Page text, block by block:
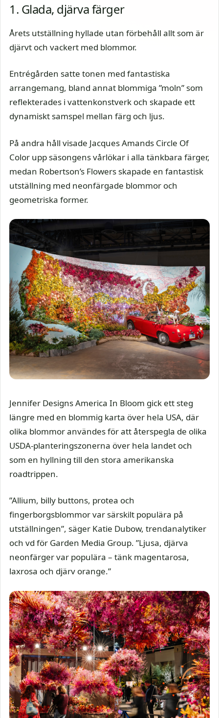
1. Glada, djärva färger
Årets utställning hyllade utan förbehåll allt som är
djärvt och vackert med blommor.
Entrégården satte tonen med fantastiska
arrangemang, bland annat blommiga ”moln” som
reflekterades i vattenkonstverk och skapade ett
dynamiskt samspel mellan färg och ljus.
På andra håll visade Jacques Amands Circle Of
Color upp säsongens vårlökar i alla tänkbara färger,
medan Robertson’s Flowers skapade en fantastisk
utställning med neonfärgade blommor och
geometriska former.
Jennifer Designs America In Bloom gick ett steg
längre med en blommig karta över hela USA, där
olika blommor användes för att återspegla de olika
USDA-planteringszonerna över hela landet och
som en hyllning till den stora amerikanska
roadtrippen.
”Allium, billy buttons, protea och
fingerborgsblommor var särskilt populära på
utställningen”, säger Katie Dubow, trendanalytiker
och vd för Garden Media Group. ”Ljusa, djärva
neonfärger var populära – tänk magentarosa,
laxrosa och djärv orange.”